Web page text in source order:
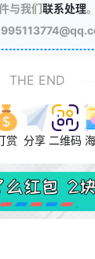
与我们联系处理
THE END
赏 分享 二维码